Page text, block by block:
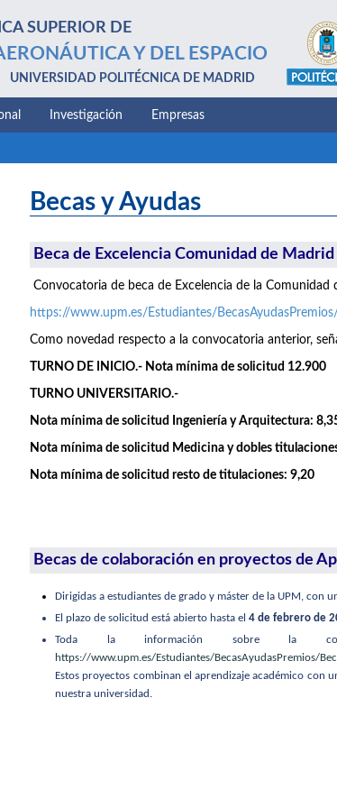
SUPERIOR DE
Y DEL ESPACIO
UNIVERSIDAD POLITÉCNICA DE MADRID
Investigación Empresas
Becas y Ayudas
Beca de Excelencia Comunidad de
Convocatoria de beca de Excelencia de la Comunidad
https://www.upm.es/Estudiantes/
Como novedad respecto a la convocatoria anterior,
TURNO DE INICIO.- Nota mínima de solicitud 12.900
TURNO UNIVERSITARIO.-
Nota mínima de solicitud Ingeniería y Arquitectura:
Nota mínima de solicitud Medicina y dobles
Nota mínima de solicitud resto de titulaciones: 9,20
Becas de colaboración en proyectos de
Dirigidas a estudiantes de grado y máster de la UPM, con
El plazo de solicitud está abierto hasta el 4 de febrero de
Toda la información sobre la
https://www.upm.es/Estudiantes/BecasAyudasPremios/
Estos proyectos combinan el aprendizaje académico con
nuestra universidad.